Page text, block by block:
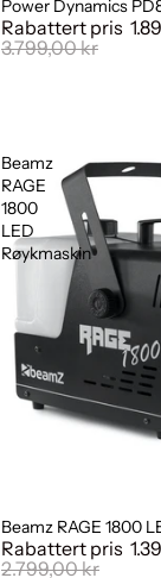
Salg
Power Dynamics
Rabattert pris
3.799,00 kr
Beamz
RAGE
1800
LED
Røykmaskin
Salg
Beamz RAGE 1800
Rabattert pris
2.799,00 kr